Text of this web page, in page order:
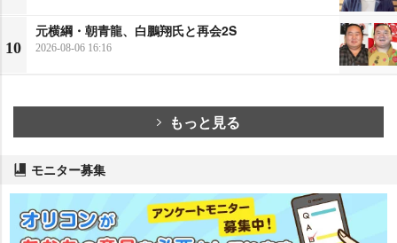
10
元横綱・朝青龍、白鵬翔氏と再会2S
2026-08-06 16:16
もっと見る
モニター募集